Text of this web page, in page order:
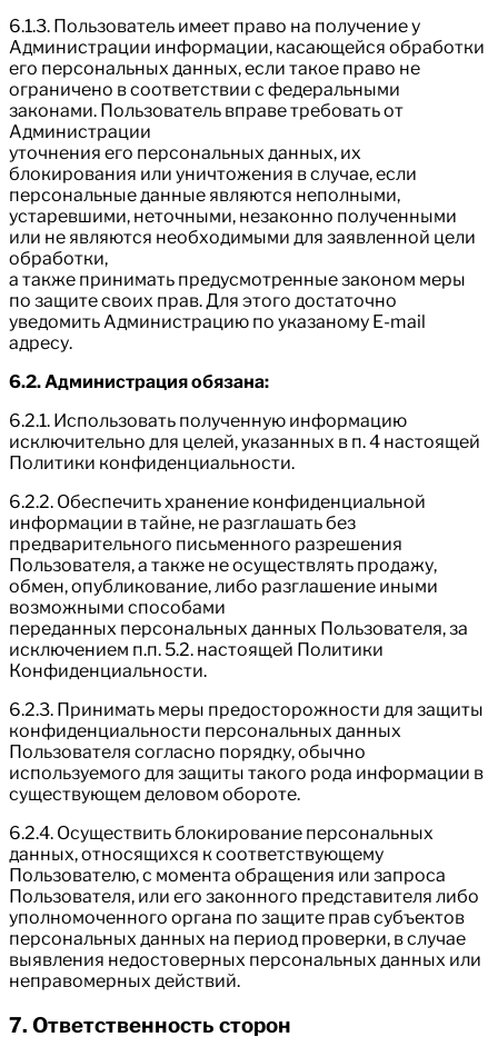
6.1.3. Пользователь имеет право на получение у
Администрации информации, касающейся обработки
его персональных данных, если такое право не
ограничено в соответствии с федеральными
законами. Пользователь вправе требовать от
Администрации
уточнения его персональных данных, их
блокирования или уничтожения в случае, если
персональные данные являются неполными,
устаревшими, неточными, незаконно полученными
или не являются необходимыми для заявленной цели
обработки,
а также принимать предусмотренные законом меры
по защите своих прав. Для этого достаточно
уведомить Администрацию по указаному E-mail
адресу.
6.2. Администрация обязана:
6.2.1. Использовать полученную информацию
исключительно для целей, указанных в п. 4 настоящей
Политики конфиденциальности.
6.2.2. Обеспечить хранение конфиденциальной
информации в тайне, не разглашать без
предварительного письменного разрешения
Пользователя, а также не осуществлять продажу,
обмен, опубликование, либо разглашение иными
возможными способами
переданных персональных данных Пользователя, за
исключением п.п. 5.2. настоящей Политики
Конфиденциальности.
6.2.3. Принимать меры предосторожности для защиты
конфиденциальности персональных данных
Пользователя согласно порядку, обычно
используемого для защиты такого рода информации в
существующем деловом обороте.
6.2.4. Осуществить блокирование персональных
данных, относящихся к соответствующему
Пользователю, с момента обращения или запроса
Пользователя, или его законного представителя либо
уполномоченного органа по защите прав субъектов
персональных данных на период проверки, в случае
выявления недостоверных персональных данных или
неправомерных действий.
7. Ответственность сторон